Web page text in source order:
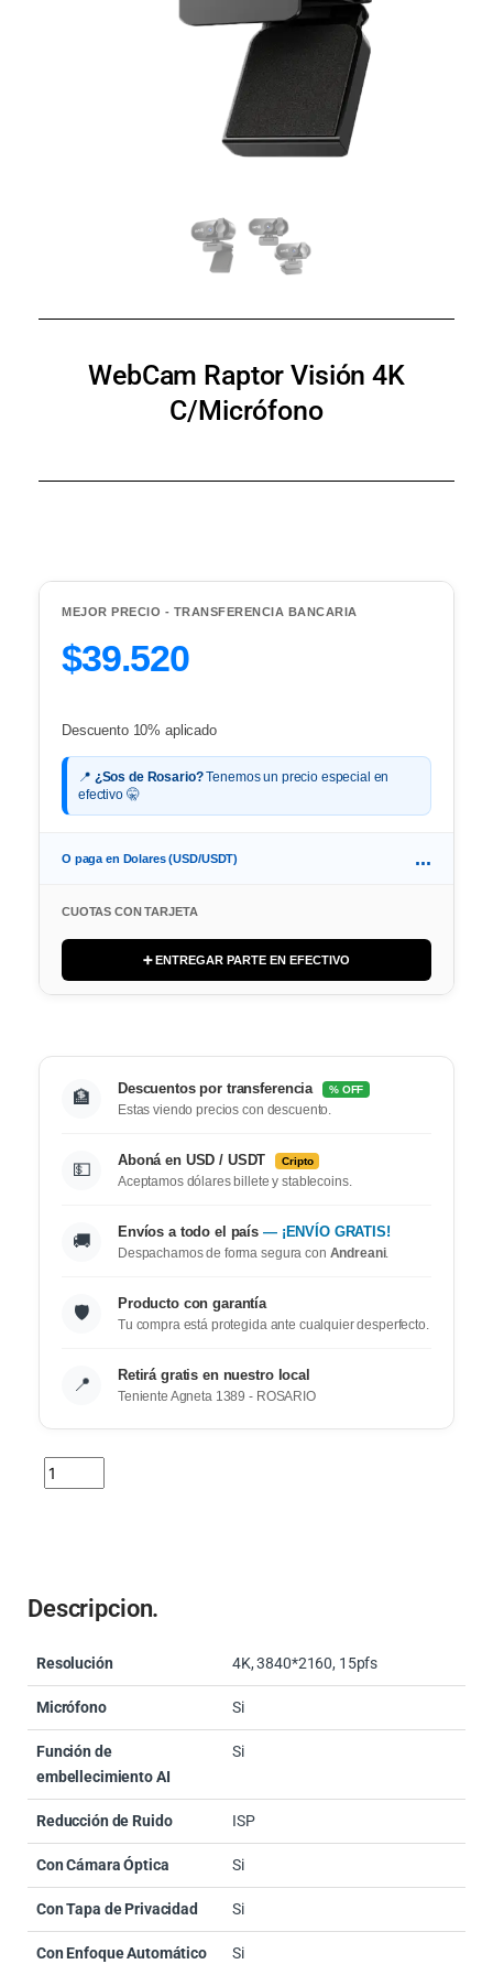
WebCam Raptor Visión 4K
C/Micrófono
MEJOR PRECIO - TRANSFERENCIA BANCARIA
$39.520
Descuento 10% aplicado
📍 ¿Sos de Rosario?Tenemos un precio especial en
efectivo 🤫
O paga en Dolares (USD/USDT) ...
CUOTAS CON TARJETA
➕ ENTREGAR PARTE EN EFECTIVO
🏦 Descuentos por transferencia % OFF
Estas viendo precios con descuento.
💵 Aboná en USD / USDT Cripto
Aceptamos dólares billete y stablecoins.
🚚 Envíos a todo el país — ¡ENVÍO GRATIS!
Despachamos de forma segura con Andreani.
🛡️ Producto con garantía
Tu compra está protegida ante cualquier desperfecto.
📍 Retirá gratis en nuestro local
Teniente Agneta 1389 - ROSARIO
Descripcion.
Resolución 4K, 3840*2160, 15pfs
Micrófono Si
Función de
embellecimiento AI
Si
Reducción de Ruido ISP
Con Cámara Óptica Si
Con Tapa de Privacidad Si
Con Enfoque Automático Si